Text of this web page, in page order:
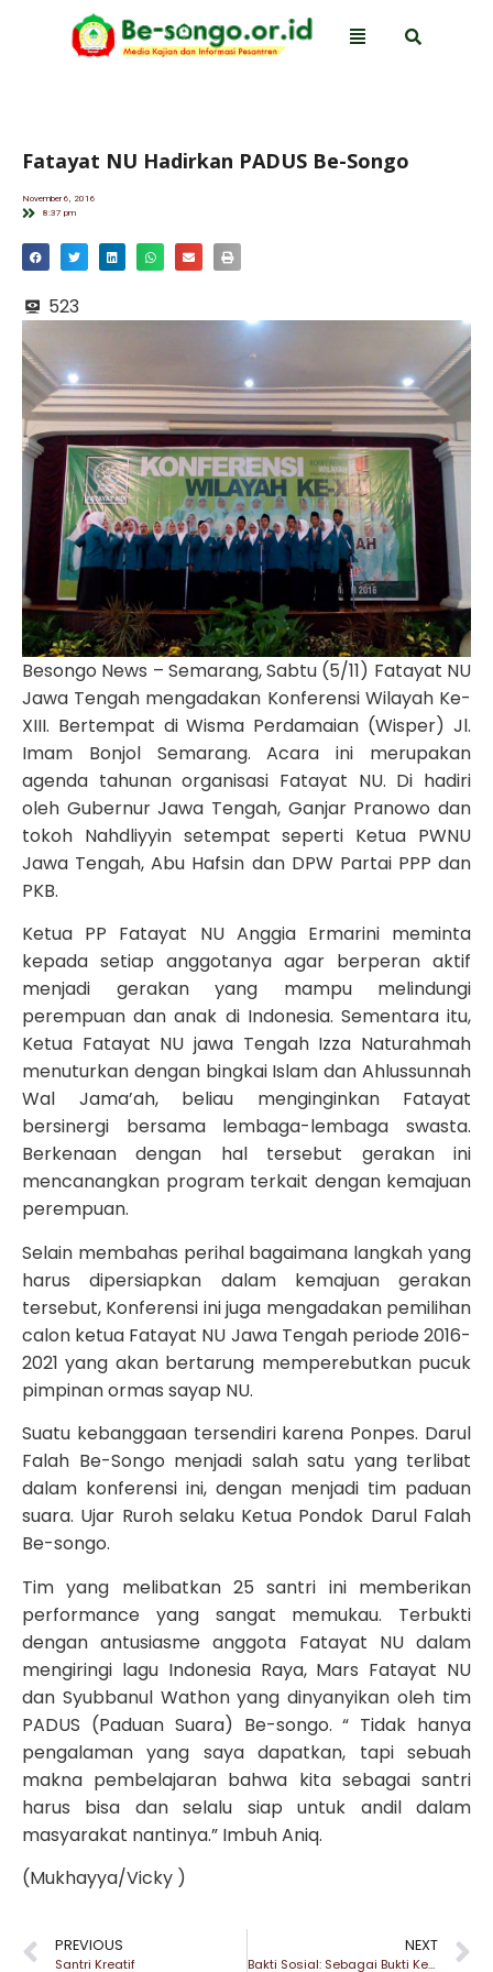
Fatayat NU Hadirkan PADUS Be-Songo
November 6, 2016
8:37 pm
523
Besongo News – Semarang, Sabtu (5/11) Fatayat NU
Jawa Tengah mengadakan Konferensi Wilayah Ke-
XIII. Bertempat di Wisma Perdamaian (Wisper) Jl.
Imam Bonjol Semarang. Acara ini merupakan
agenda tahunan organisasi Fatayat NU. Di hadiri
oleh Gubernur Jawa Tengah, Ganjar Pranowo dan
tokoh Nahdliyyin setempat seperti Ketua PWNU
Jawa Tengah, Abu Hafsin dan DPW Partai PPP dan
PKB.
Ketua PP Fatayat NU Anggia Ermarini meminta
kepada setiap anggotanya agar berperan aktif
menjadi gerakan yang mampu melindungi
perempuan dan anak di Indonesia. Sementara itu,
Ketua Fatayat NU jawa Tengah Izza Naturahmah
menuturkan dengan bingkai Islam dan Ahlussunnah
Wal Jama’ah, beliau menginginkan Fatayat
bersinergi bersama lembaga-lembaga swasta.
Berkenaan dengan hal tersebut gerakan ini
mencanangkan program terkait dengan kemajuan
perempuan.
Selain membahas perihal bagaimana langkah yang
harus dipersiapkan dalam kemajuan gerakan
tersebut, Konferensi ini juga mengadakan pemilihan
calon ketua Fatayat NU Jawa Tengah periode 2016-
2021 yang akan bertarung memperebutkan pucuk
pimpinan ormas sayap NU.
Suatu kebanggaan tersendiri karena Ponpes. Darul
Falah Be-Songo menjadi salah satu yang terlibat
dalam konferensi ini, dengan menjadi tim paduan
suara. Ujar Ruroh selaku Ketua Pondok Darul Falah
Be-songo.
Tim yang melibatkan 25 santri ini memberikan
performance yang sangat memukau. Terbukti
dengan antusiasme anggota Fatayat NU dalam
mengiringi lagu Indonesia Raya, Mars Fatayat NU
dan Syubbanul Wathon yang dinyanyikan oleh tim
PADUS (Paduan Suara) Be-songo. “ Tidak hanya
pengalaman yang saya dapatkan, tapi sebuah
makna pembelajaran bahwa kita sebagai santri
harus bisa dan selalu siap untuk andil dalam
masyarakat nantinya.” Imbuh Aniq.
(Mukhayya/Vicky )
PREVIOUS
Santri Kreatif
NEXT
Bakti Sosial: Sebagai Bukti Kepedulian Santri